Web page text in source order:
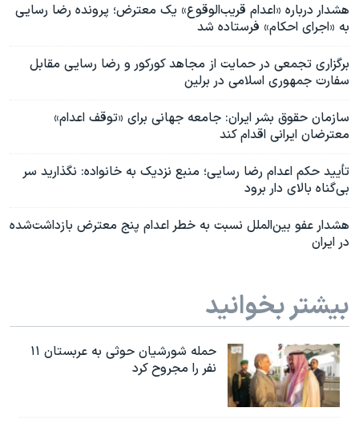
هشدار درباره «اعدام قریب‌الوقوع» یک معترض؛ پرونده رضا رسایی
به «اجرای احکام» فرستاده شد
برگزاری تجمعی در حمایت از مجاهد کورکور و رضا رسایی مقابل
سفارت جمهوری اسلامی در برلین
سازمان حقوق بشر ایران: جامعه جهانی برای «توقف اعدام»
معترضان ایرانی اقدام کند
تأیید حکم اعدام رضا رسایی؛ منبع نزدیک به خانواده: نگذارید سر
بی‌گناه بالای دار برود
هشدار عفو بین‌الملل نسبت به خطر اعدام پنج معترض بازداشت‌شده
در ایران
بیشتر بخوانید
حمله شورشیان حوثی به عربستان ۱۱
نفر را مجروح کرد